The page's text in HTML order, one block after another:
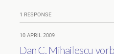
1 RESPONSE
10 APRIL 2009
Dan C. Mihailescu